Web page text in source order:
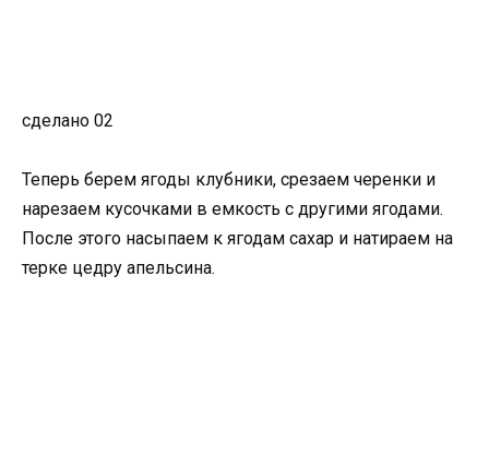
сделано 02
Теперь берем ягоды клубники, срезаем черенки и
нарезаем кусочками в емкость с другими ягодами.
После этого насыпаем к ягодам сахар и натираем на
терке цедру апельсина.